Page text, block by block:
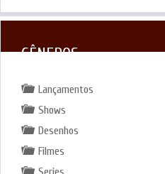
GÊNEROS
Lançamentos
Shows
Desenhos
Filmes